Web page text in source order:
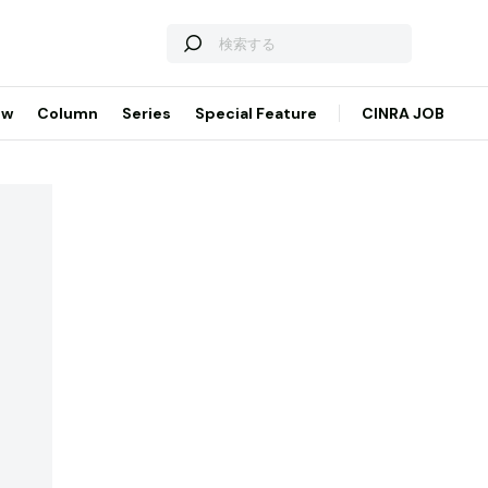
Column Series Special Feature CINRA JOB